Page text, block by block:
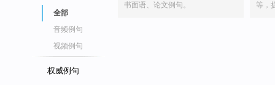
全部
音频例句
视频例句
权威例句
书面语、论文例句。
等，